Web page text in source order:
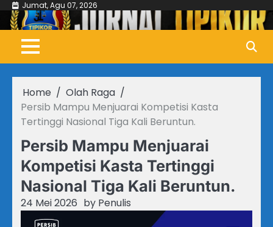
Skip
content
Jumat, Agu 07, 2026
Home
Olah Raga
Persib Mampu Menjuarai Kompetisi Kasta
Tertinggi Nasional Tiga Kali Beruntun.
Persib Mampu Menjuarai
Kompetisi Kasta Tertinggi
Nasional Tiga Kali Beruntun.
24 Mei 2026 by Penulis